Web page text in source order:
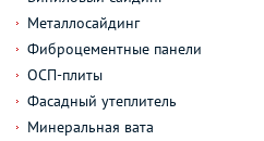
Металлосайдинг
Фиброцементные панели
ОСП-плиты
Фасадный утеплитель
Минеральная вата